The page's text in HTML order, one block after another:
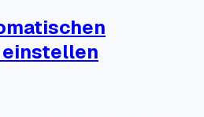
einstellen